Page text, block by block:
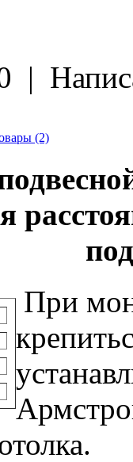
|
(2)
При